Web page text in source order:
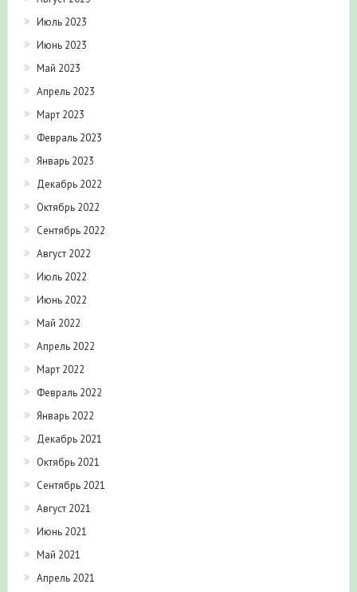
Июль 2023
Июнь 2023
Май 2023
Апрель 2023
Март 2023
Февраль 2023
Январь 2023
Декабрь 2022
Октябрь 2022
Сентябрь 2022
Август 2022
Июль 2022
Июнь 2022
Май 2022
Апрель 2022
Март 2022
Февраль 2022
Январь 2022
Декабрь 2021
Октябрь 2021
Сентябрь 2021
Август 2021
Июнь 2021
Май 2021
Апрель 2021